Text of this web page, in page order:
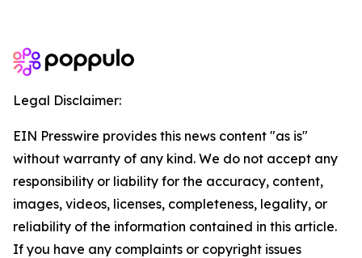
Legal Disclaimer:
EIN Presswire provides this news content "as is"
without warranty of any kind. We do not accept any
responsibility or liability for the accuracy, content,
images, videos, licenses, completeness, legality, or
reliability of the information contained in this article.
If you have any complaints or copyright issues